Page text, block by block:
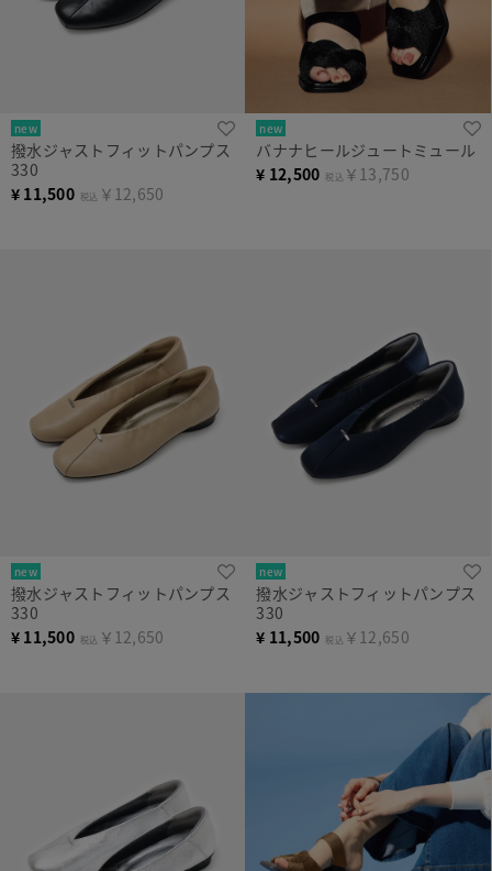
new
撥水ジャストフィットパンプス
330
¥ 11,500 税込 ￥12,650
new
バナナヒールジュートミュール
¥ 12,500 税込 ￥13,750
new
撥水ジャストフィットパンプス
330
¥ 11,500 税込 ￥12,650
new
撥水ジャストフィットパンプス
330
¥ 11,500 税込 ￥12,650